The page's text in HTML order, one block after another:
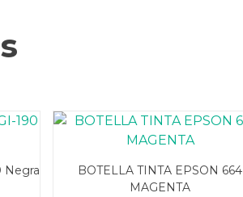
Negra
BOTELLA TINTA EPSON 664
MAGENTA